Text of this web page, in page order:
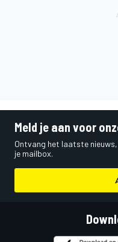
Meld je aan voor
Ontvang het laatste
je mailbox.